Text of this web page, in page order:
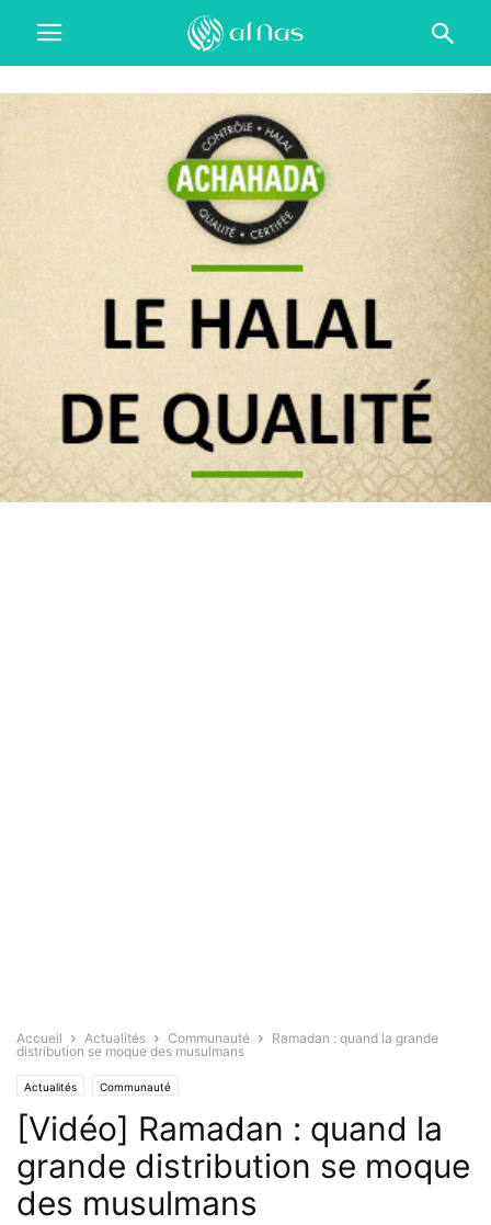
Accueil Actualités Communauté
Ramadan : quand la grande
distribution se moque des musulmans
Actualités Communauté
[Vidéo] Ramadan : quand la
grande distribution se moque
des musulmans